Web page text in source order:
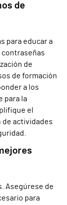
de
para educar a
contraseñas
de
de formación
a los
para la
el
de actividades
Asegúrese de
para